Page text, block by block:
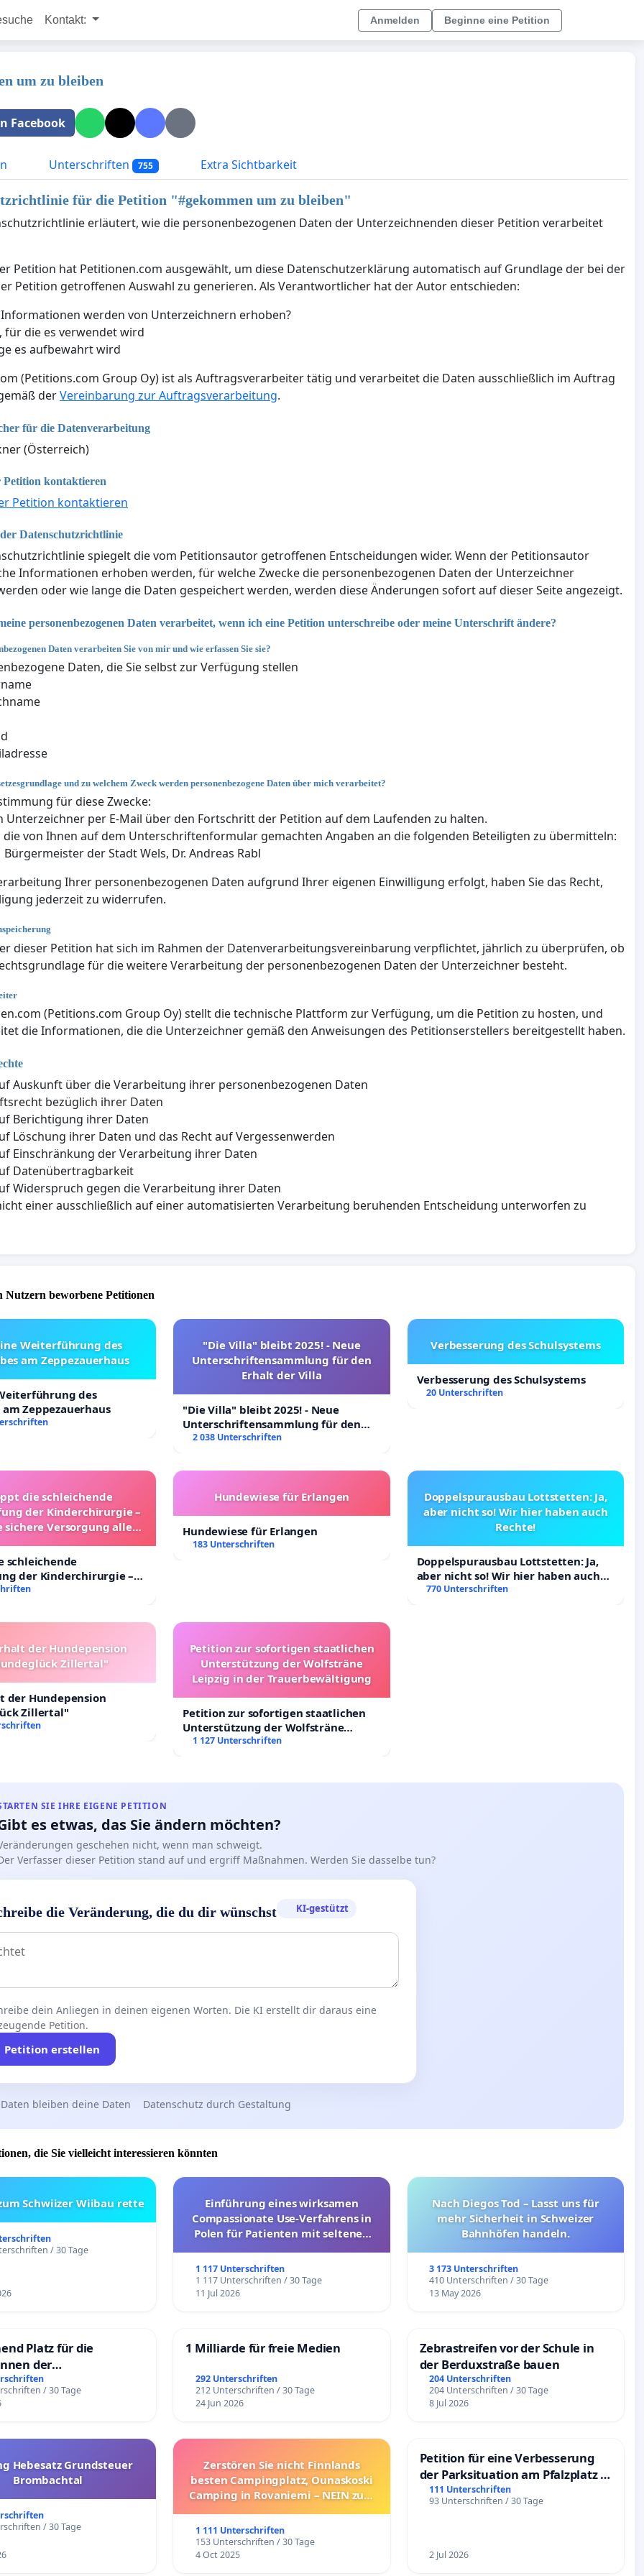
Kontakt: Anmelden Beginne eine Petition
um zu bleiben
Facebook
Unterschriften 755 Extra Sichtbarkeit
für die Petition "#gekommen um zu bleiben"
erläutert, wie die personenbezogenen Daten der Unterzeichnenden dieser Petition verarbeitet
Petition hat Petitionen.com ausgewählt, um diese Datenschutzerklärung automatisch auf Grundlage der bei der
Petition getroffenen Auswahl zu generieren. Als Verantwortlicher hat der Autor entschieden:
werden von Unterzeichnern erhoben?
für die es verwendet wird
es aufbewahrt wird
(Petitions.com Group Oy) ist als Auftragsverarbeiter tätig und verarbeitet die Daten ausschließlich im Auftrag
derVereinbarung zur Auftragsverarbeitung.
für die Datenverarbeitung
(Österreich)
Petition kontaktieren
Petition kontaktieren
Datenschutzrichtlinie
spiegelt die vom Petitionsautor getroffenen Entscheidungen wider. Wenn der Petitionsautor
Informationen erhoben werden, für welche Zwecke die personenbezogenen Daten der Unterzeichner
oder wie lange die Daten gespeichert werden, werden diese Änderungen sofort auf dieser Seite angezeigt.
personenbezogenen Daten verarbeitet, wenn ich eine Petition unterschreibe oder meine Unterschrift ändere?
Daten verarbeiten Sie von mir und wie erfassen Sie sie?
Daten, die Sie selbst zur Verfügung stellen
und zu welchem Zweck werden personenbezogene Daten über mich verarbeitet?
für diese Zwecke:
Unterzeichner per E-Mail über den Fortschritt der Petition auf dem Laufenden zu halten.
die von Ihnen auf dem Unterschriftenformular gemachten Angaben an die folgenden Beteiligten zu übermitteln:
Bürgermeister der Stadt Wels, Dr. Andreas Rabl
Ihrer personenbezogenen Daten aufgrund Ihrer eigenen Einwilligung erfolgt, haben Sie das Recht,
jederzeit zu widerrufen.
dieser Petition hat sich im Rahmen der Datenverarbeitungsvereinbarung verpflichtet, jährlich zu überprüfen, ob
für die weitere Verarbeitung der personenbezogenen Daten der Unterzeichner besteht.
(Petitions.com Group Oy) stellt die technische Plattform zur Verfügung, um die Petition zu hosten, und
die Informationen, die die Unterzeichner gemäß den Anweisungen des Petitionserstellers bereitgestellt haben.
Auskunft über die Verarbeitung ihrer personenbezogenen Daten
bezüglich ihrer Daten
Berichtigung ihrer Daten
Löschung ihrer Daten und das Recht auf Vergessenwerden
Einschränkung der Verarbeitung ihrer Daten
Datenübertragbarkeit
Widerspruch gegen die Verarbeitung ihrer Daten
einer ausschließlich auf einer automatisierten Verarbeitung beruhenden Entscheidung unterworfen zu
Nutzern beworbene Petitionen
Weiterführung des
am Zeppezauerhaus
des
Zeppezauerhaus
"Die Villa" bleibt 2025! - Neue
Unterschriftensammlung für den
Erhalt der Villa
"Die Villa" bleibt 2025! - Neue
Unterschriftensammlung für den
Erhalt der Villa
2 038 Unterschriften
Verbesserung des Schulsystems
Verbesserung des Schulsystems
20 Unterschriften
die schleichende
der Kinderchirurgie –
sichere Versorgung aller
schleichende
der Kinderchirurgie –
Versorgung aller
Hundewiese für Erlangen
Hundewiese für Erlangen
183 Unterschriften
Doppelspurausbau Lottstetten: Ja,
aber nicht so! Wir hier haben auch
Rechte!
Doppelspurausbau Lottstetten: Ja,
aber nicht so! Wir hier haben auch
Rechte!
770 Unterschriften
der Hundepension
Zillertal"
der Hundepension
Zillertal"
Petition zur sofortigen staatlichen
Unterstützung der Wolfsträne
Leipzig in der Trauerbewältigung
Petition zur sofortigen staatlichen
Unterstützung der Wolfsträne
Leipzig in der Trauerbewältigung
1 127 Unterschriften
SIE IHRE EIGENE PETITION
es etwas, das Sie ändern möchten?
geschehen nicht, wenn man schweigt.
Verfasser dieser Petition stand auf und ergriff Maßnahmen. Werden Sie dasselbe tun?
die Veränderung, die du dir wünschst KI-gestützt
dein Anliegen in deinen eigenen Worten. Die KI erstellt dir daraus eine
Petition.
Petition erstellen
bleiben deine Daten Datenschutz durch Gestaltung
die Sie vielleicht interessieren könnten
Schwiizer Wiibau rette
/ 30 Tage
Einführung eines wirksamen
Compassionate Use-Verfahrens in
Polen für Patienten mit seltenen
1 117 Unterschriften
1 117 Unterschriften / 30 Tage
11 Jul 2026
Nach Diegos Tod – Lasst uns für
mehr Sicherheit in Schweizer
Bahnhöfen handeln.
3 173 Unterschriften
410 Unterschriften / 30 Tage
13 May 2026
Platz für die
der
/ 30 Tage
1 Milliarde für freie Medien
292 Unterschriften
212 Unterschriften / 30 Tage
24 Jun 2026
Zebrastreifen vor der Schule in
der Berduxstraße bauen
204 Unterschriften
204 Unterschriften / 30 Tage
8 Jul 2026
Hebesatz Grundsteuer
Brombachtal
/ 30 Tage
Zerstören Sie nicht Finnlands
besten Campingplatz, Ounaskoski
Camping in Rovaniemi – NEIN zum
1 111 Unterschriften
153 Unterschriften / 30 Tage
4 Oct 2025
Petition für eine Verbesserung
der Parksituation am Pfalzplatz in
Mannheim
111 Unterschriften
93 Unterschriften / 30 Tage
2 Jul 2026